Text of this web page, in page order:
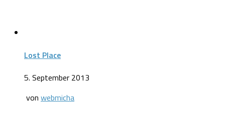
Lost Place
5. September 2013
von webmicha